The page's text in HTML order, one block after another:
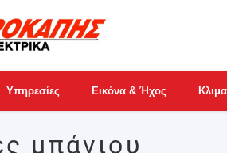
Υπηρεσίες Εικόνα & Ήχος
μπάνιου